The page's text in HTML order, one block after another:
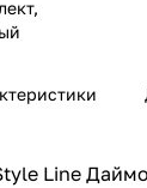
Line